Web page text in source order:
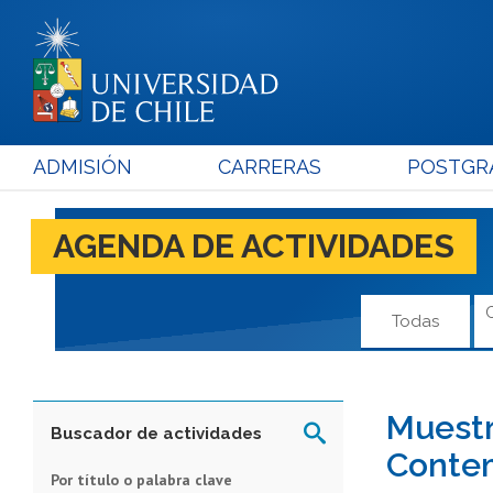
ADMISIÓN CARRERAS
AGENDA DE ACTIVIDADES
Todas
Buscador de actividades
Por título o palabra clave